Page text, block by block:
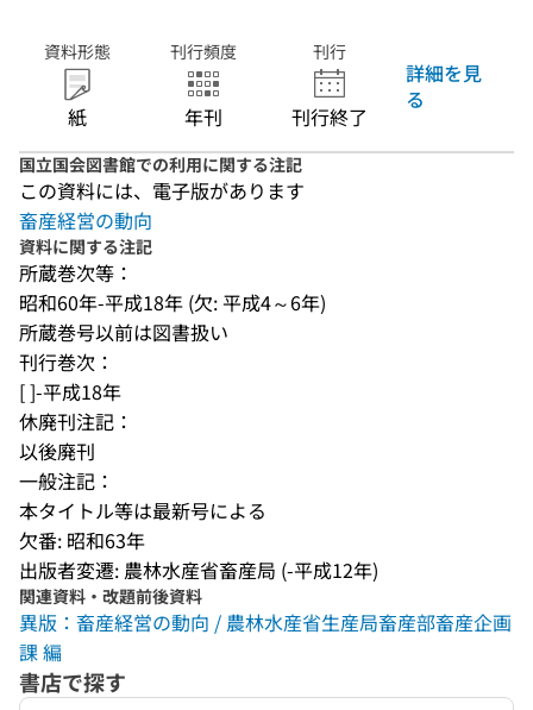
資料形態
紙
刊行頻度
年刊
刊行
刊行終了
詳細を見
る
国立国会図書館での利用に関する注記
この資料には、電子版があります
畜産経営の動向
資料に関する注記
所蔵巻次等：
昭和60年-平成18年 (欠: 平成4～6年)
所蔵巻号以前は図書扱い
刊行巻次：
[ ]-平成18年
休廃刊注記：
以後廃刊
一般注記：
本タイトル等は最新号による
欠番: 昭和63年
出版者変遷: 農林水産省畜産局 (-平成12年)
関連資料・改題前後資料
異版：畜産経営の動向 / 農林水産省生産局畜産部畜産企画
課 編
書店で探す